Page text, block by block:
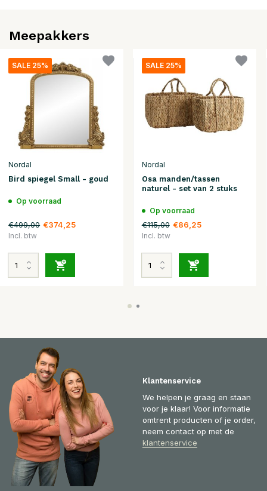
Meepakkers
SALE 25%
Nordal
Bird spiegel Small - goud
Op voorraad
€499,00 €374,25
Incl. btw
SALE 25%
Nordal
Osa manden/tassen
naturel - set van 2 stuks
Op voorraad
€115,00 €86,25
Incl. btw
Klantenservice
We helpen je graag en staan
voor je klaar! Voor informatie
omtrent producten of je order,
neem contact op met de
klantenservice